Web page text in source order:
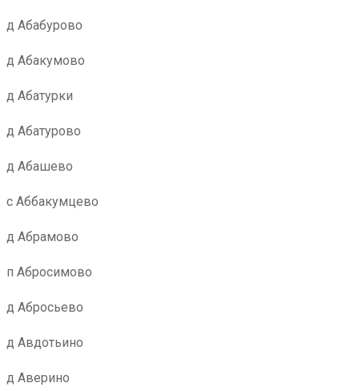
д Абабурово
д Абакумово
д Абатурки
д Абатурово
д Абашево
с Аббакумцево
д Абрамово
п Абросимово
д Абросьево
д Авдотьино
д Аверино